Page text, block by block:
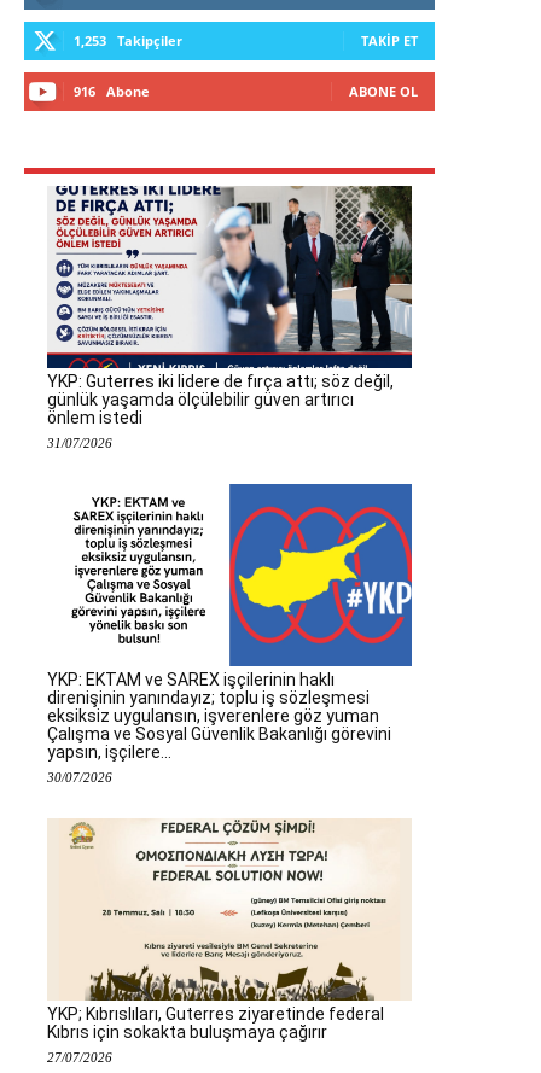
1,253 Takipçiler TAKIP ET
916 Abone ABONE OL
YKP: Guterres iki lidere de fırça attı; söz değil,
günlük yaşamda ölçülebilir güven artırıcı
önlem istedi
31/07/2026
YKP: EKTAM ve SAREX işçilerinin haklı
direnişinin yanındayız; toplu iş sözleşmesi
eksiksiz uygulansın, işverenlere göz yuman
Çalışma ve Sosyal Güvenlik Bakanlığı görevini
yapsın, işçilere...
30/07/2026
YKP; Kıbrıslıları, Guterres ziyaretinde federal
Kıbrıs için sokakta buluşmaya çağırır
27/07/2026